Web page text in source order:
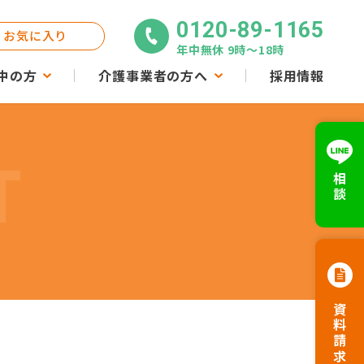
の方 介護事業者の方へ 採用情報
お気に入り 0120-89-1165
年中無休 9時〜18時
相談
資料請求